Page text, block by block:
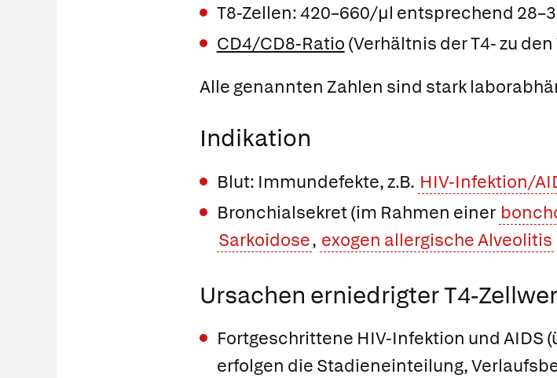
T8-Zellen: 420–660/µl entsprechend
CD4/CD8-Ratio (Verhältnis der T4- zu
Alle genannten Zahlen sind stark
Indikation
Blut: Immundefekte, z.B. HIV-Infektion/
Bronchialsekret (im Rahmen einer
Sarkoidose, exogen allergische Alveolitis
Ursachen erniedrigter T4-
Fortgeschrittene HIV-Infektion und AIDS
erfolgen die Stadieneinteilung,